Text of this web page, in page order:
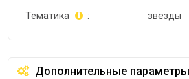
Тематика : звезды
Дополнительные